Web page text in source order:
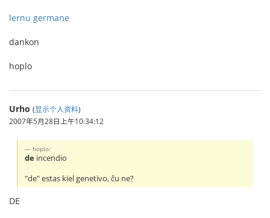
lernu germane
dankon
hoplo
Urho (显示个人资料)
2007年5月28日上午10:34:12
hoplo:
de incendio
"de" estas kiel genetivo, ĉu ne?
DE